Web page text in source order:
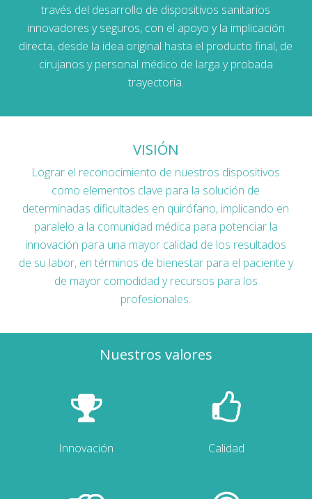
través del desarrollo de dispositivos sanitarios
innovadores y seguros, con el apoyo y la implicación
directa, desde la idea original hasta el producto final, de
cirujanos y personal médico de larga y probada
trayectoria.
VISIÓN
Lograr el reconocimiento de nuestros dispositivos
como elementos clave para la solución de
determinadas dificultades en quirófano, implicando en
paralelo a la comunidad médica para potenciar la
innovación para una mayor calidad de los resultados
de su labor, en términos de bienestar para el paciente y
de mayor comodidad y recursos para los
profesionales.
Nuestros valores
Innovación Calidad